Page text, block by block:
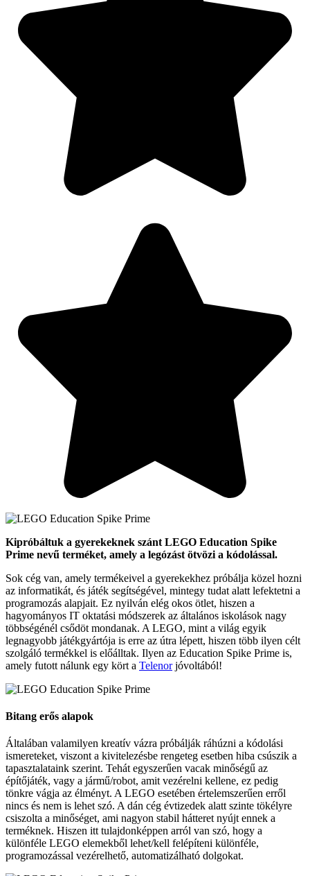
Kipróbáltuk a gyerekeknek szánt LEGO Education Spike
Prime nevű terméket, amely a legózást ötvözi a kódolással.
Sok cég van, amely termékeivel a gyerekekhez próbálja közel hozni
az informatikát, és játék segítségével, mintegy tudat alatt lefektetni a
programozás alapjait. Ez nyilván elég okos ötlet, hiszen a
hagyományos IT oktatási módszerek az általános iskolások nagy
többségénél csődöt mondanak. A LEGO, mint a világ egyik
legnagyobb játékgyártója is erre az útra lépett, hiszen több ilyen célt
szolgáló termékkel is előálltak. Ilyen az Education Spike Prime is,
amely futott nálunk egy kört a Telenorjóvoltából!
Bitang erős alapok
Általában valamilyen kreatív vázra próbálják ráhúzni a kódolási
ismereteket, viszont a kivitelezésbe rengeteg esetben hiba csúszik a
tapasztalataink szerint. Tehát egyszerűen vacak minőségű az
építőjáték, vagy a jármű/robot, amit vezérelni kellene, ez pedig
tönkre vágja az élményt. A LEGO esetében értelemszerűen erről
nincs és nem is lehet szó. A dán cég évtizedek alatt szinte tökélyre
csiszolta a minőséget, ami nagyon stabil hátteret nyújt ennek a
terméknek. Hiszen itt tulajdonképpen arról van szó, hogy a
különféle LEGO elemekből lehet/kell felépíteni különféle,
programozással vezérelhető, automatizálható dolgokat.